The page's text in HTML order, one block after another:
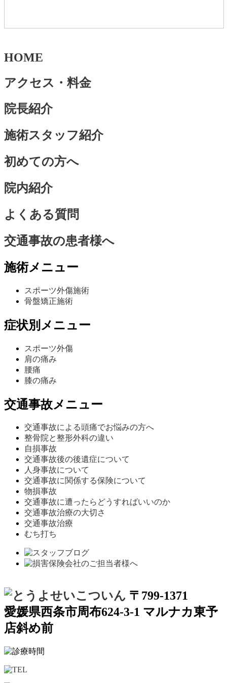
HOME
アクセス・料金
院長紹介
施術スタッフ紹介
初めての方へ
院内紹介
よくある質問
交通事故の患者様へ
施術メニュー
スポーツ外傷施術
骨盤矯正施術
症状別メニュー
スポーツ外傷
肩の痛み
腰痛
膝の痛み
交通事故メニュー
交通事故による頭痛でお悩みの方へ
整骨院と整形外科の違い
自損事故
交通事故後の後遺症について
人身事故について
交通事故に関係する保険について
物損事故
交通事故に遭ったらどうすればいいのか
交通事故治療の大切さ
交通事故治療
むち打ち
〒799-1371
愛媛県西条市周布624-3-1 マルナカ東予
店斜め前